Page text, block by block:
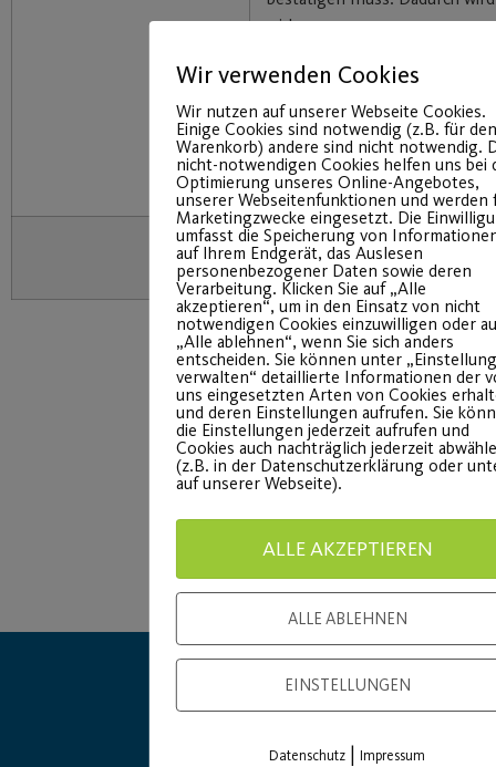
wirksam.
gelesen und akzeptiere diese
“jetzt kostenpflichtig
Einverständnis zur
persönlichen Daten für rein
organisatorische Zwecke.
Wir verwenden Cookies
Wir nutzen auf unserer Webseite Cookies.
Einige Cookies sind notwendig (z.B. für den
Warenkorb) andere sind nicht notwendig.
nicht-notwendigen Cookies helfen uns bei
Optimierung unseres Online-Angebotes,
unserer Webseitenfunktionen und werden
Marketingzwecke eingesetzt. Die
umfasst die Speicherung von
auf Ihrem Endgerät, das Auslesen
personenbezogener Daten sowie deren
Verarbeitung. Klicken Sie auf „Alle
akzeptieren“, um in den Einsatz von nicht
notwendigen Cookies einzuwilligen oder
„Alle ablehnen“, wenn Sie sich anders
entscheiden. Sie können unter
verwalten“ detaillierte Informationen der
uns eingesetzten Arten von Cookies
und deren Einstellungen aufrufen. Sie
die Einstellungen jederzeit aufrufen und
Cookies auch nachträglich jederzeit
(z.B. in der Datenschutzerklärung oder
auf unserer Webseite).
ALLE AKZEPTIEREN
ALLE ABLEHNEN
EINSTELLUNGEN
Datenschutz |Impressum